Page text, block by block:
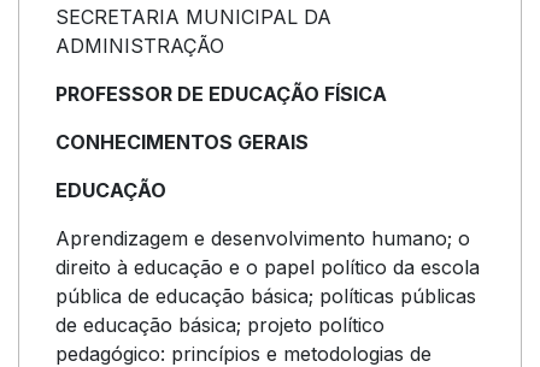
SECRETARIA MUNICIPAL DA
ADMINISTRAÇÃO
PROFESSOR DE EDUCAÇÃO FÍSICA
CONHECIMENTOS GERAIS
EDUCAÇÃO
Aprendizagem e desenvolvimento humano; o
direito à educação e o papel político da escola
pública de educação básica; políticas públicas
de educação básica; projeto político
pedagógico: princípios e metodologias de